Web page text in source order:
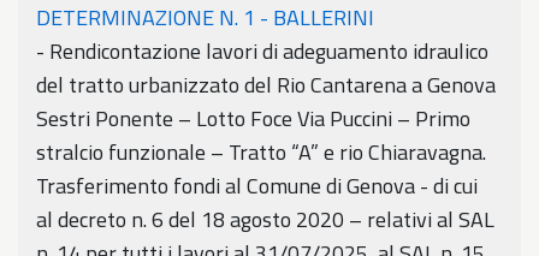
DETERMINAZIONE N. 1 - BALLERINI
- Rendicontazione lavori di adeguamento idraulico
del tratto urbanizzato del Rio Cantarena a Genova
Sestri Ponente – Lotto Foce Via Puccini – Primo
stralcio funzionale – Tratto “A” e rio Chiaravagna.
Trasferimento fondi al Comune di Genova - di cui
al decreto n. 6 del 18 agosto 2020 – relativi al SAL